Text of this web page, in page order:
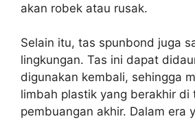
akan robek atau rusak.
Selain itu, tas spunbond juga
lingkungan. Tas ini dapat
digunakan kembali, sehingga
limbah plastik yang berakhir di
pembuangan akhir. Dalam era